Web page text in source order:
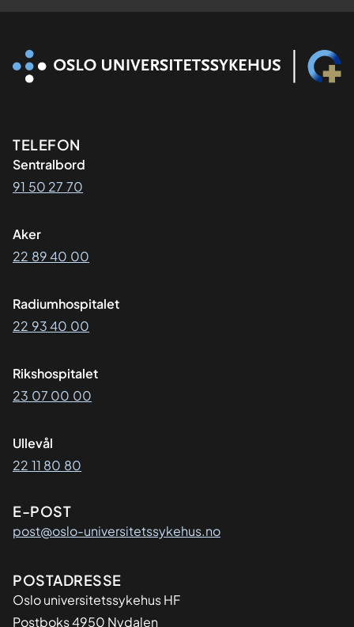
Kontaktinformasjon
TELEFON
Sentralbord
91 50 27 70
Aker
22 89 40 00
Radiumhospitalet
22 93 40 00
Rikshospitalet
23 07 00 00
Ullevål
22 11 80 80
E-POST
post@oslo-universitetssykehus.no
Adresse
POSTADRESSE
Oslo universitetssykehus HF
Postboks 4950 Nydalen